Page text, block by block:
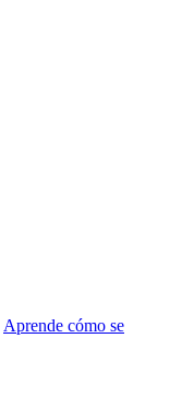
Aprende cómo se